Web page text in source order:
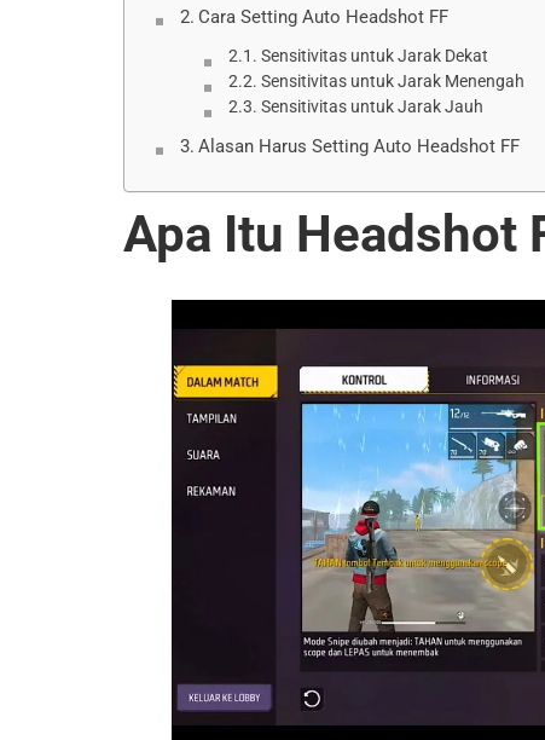
Cara Setting Auto Headshot FF
Sensitivitas untuk Jarak Dekat
Sensitivitas untuk Jarak Menengah
Sensitivitas untuk Jarak Jauh
Alasan Harus Setting Auto Headshot FF
Apa Itu Headshot